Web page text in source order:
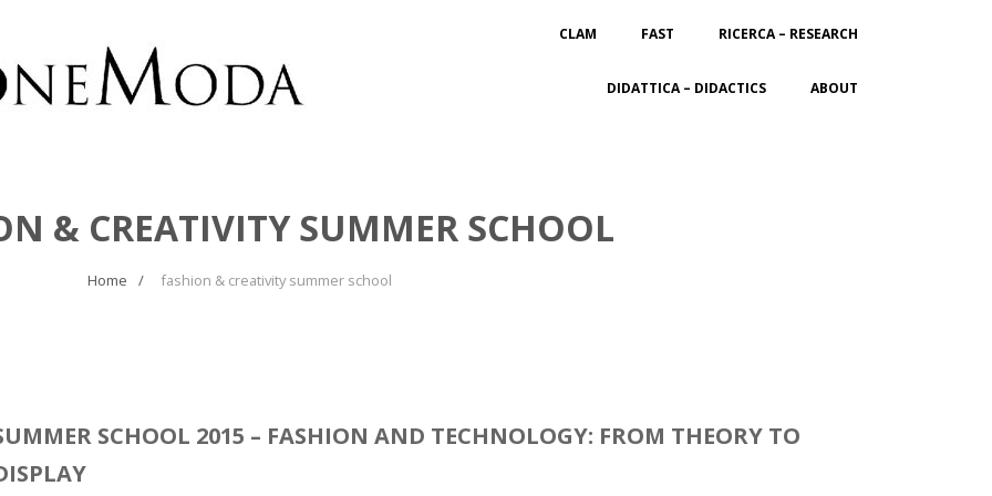
CLAM FAST RICERCA – RESEARCH
DIDATTICA – DIDACTICS ABOUT
& CREATIVITY SUMMER SCHOOL
Home fashion & creativity summer school
SCHOOL 2015 – FASHION AND TECHNOLOGY: FROM THEORY TO